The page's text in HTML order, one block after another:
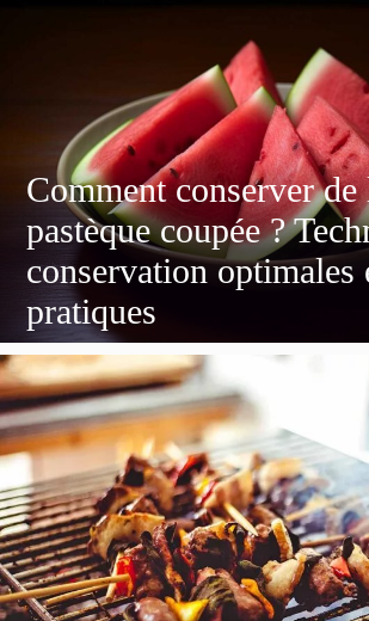
Comment conserver de
pastèque coupée ?
conservation optimales
pratiques